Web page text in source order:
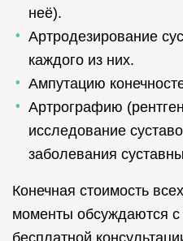
неё).
Артродезирование
каждого из них.
Ампутацию
Артрографию
исследование
заболевания
Конечная стоимость
моменты обсуждаются с
бесплатной